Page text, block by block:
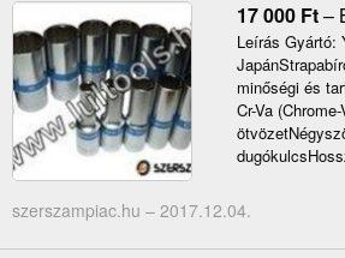
17 000 Ft–
Leírás Gyártó:
minőségi és
Cr-Va
szerszampiac.hu – 2017.12.04.